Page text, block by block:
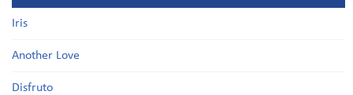
Iris
Another Love
Disfruto